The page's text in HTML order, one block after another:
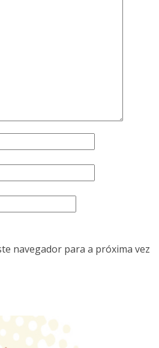
navegador para a próxima vez